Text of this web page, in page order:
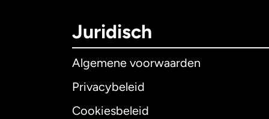
Juridisch
Algemene voorwaarden
Privacybeleid
Cookiesbeleid